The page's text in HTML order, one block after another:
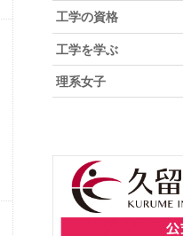
工学の資格
工学を学ぶ
理系女子